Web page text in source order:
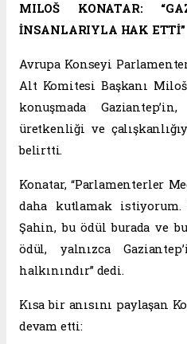
MILOŠ KONATAR:
İNSANLARIYLA HAK ETTİ”
Avrupa Konseyi
Alt Komitesi Başkanı
konuşmada
üretkenliği ve
belirtti.
Konatar, “Parlamenterler
daha kutlamak istiyorum.
Şahin, bu ödül burada ve
ödül, yalnızca
halkınındır” dedi.
Kısa bir anısını paylaşan
devam etti: